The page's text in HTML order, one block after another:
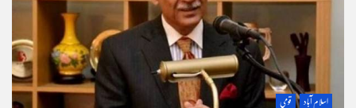
اسلام آباد قومی